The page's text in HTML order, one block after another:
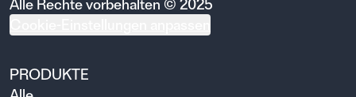
Alle Rechte vorbehalten © 2025
PRODUKTE